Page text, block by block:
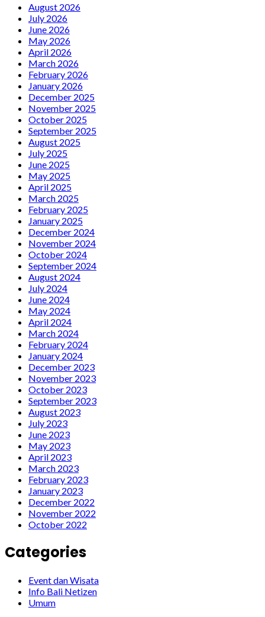
August 2026
July 2026
June 2026
May 2026
April 2026
March 2026
February 2026
January 2026
December 2025
November 2025
October 2025
September 2025
August 2025
July 2025
June 2025
May 2025
April 2025
March 2025
February 2025
January 2025
December 2024
November 2024
October 2024
September 2024
August 2024
July 2024
June 2024
May 2024
April 2024
March 2024
February 2024
January 2024
December 2023
November 2023
October 2023
September 2023
August 2023
July 2023
June 2023
May 2023
April 2023
March 2023
February 2023
January 2023
December 2022
November 2022
October 2022
Categories
Event dan Wisata
Info Bali Netizen
Umum